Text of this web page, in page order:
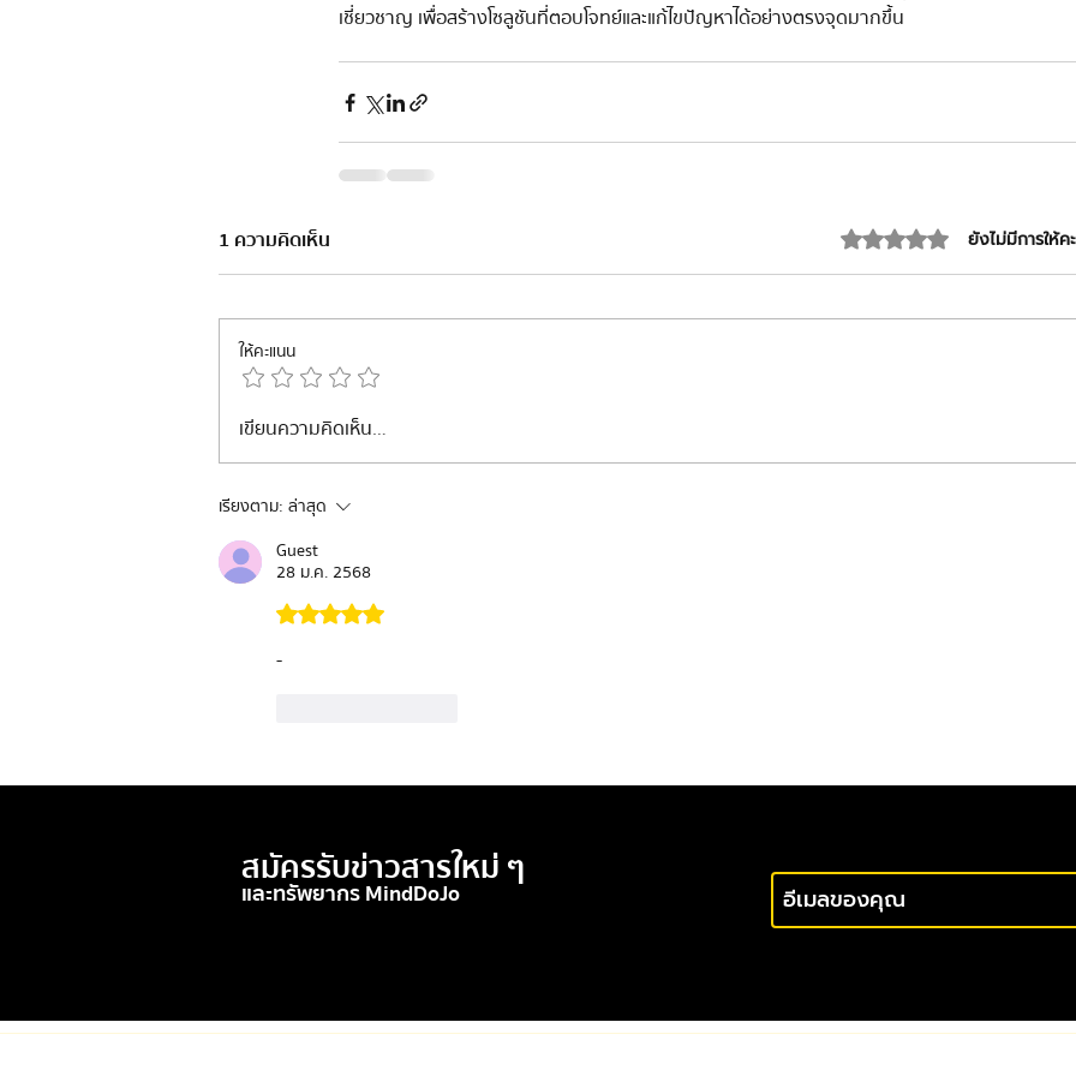
เชี่ยวชาญ เพื่อสร้างโซลูชันที่ตอบโจทย์และแก้ไขปัญหาได้อย่างตรงจุดมากขึ้น
1 ความคิดเห็น ได้รับ 0 เต็ม 5 ดาวยังไม่มีการให้ค
ให้คะแนน
เขียนความคิดเห็น…
เรียงตาม: ล่าสุด
Guest
28 ม.ค. 2568
ได้รับ 5 เต็ม 5 ดาว
-
สมัครรับข่าวสารใหม่ ๆ
และทรัพยากร MindDoJo